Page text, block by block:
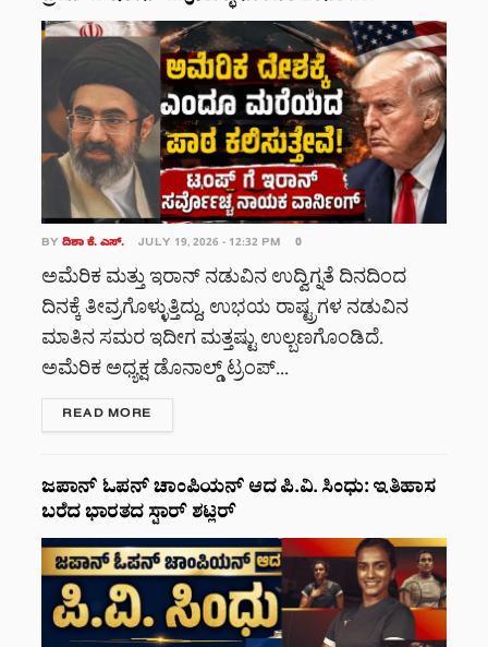
BY ದಿಶಾ ಕೆ. ಎಸ್. JULY 19, 2026 - 12:32 PM 0
ಅಮೆರಿಕ ಮತ್ತು ಇರಾನ್ ನಡುವಿನ ಉದ್ವಿಗ್ನತೆ ದಿನದಿಂದ
ದಿನಕ್ಕೆ ತೀವ್ರಗೊಳ್ಳುತ್ತಿದ್ದು, ಉಭಯ ರಾಷ್ಟ್ರಗಳ ನಡುವಿನ
ಮಾತಿನ ಸಮರ ಇದೀಗ ಮತ್ತಷ್ಟು ಉಲ್ಬಣಗೊಂಡಿದೆ.
ಅಮೆರಿಕ ಅಧ್ಯಕ್ಷ ಡೊನಾಲ್ಡ್ ಟ್ರಂಪ್...
READ MORE
ಜಪಾನ್ ಓಪನ್ ಚಾಂಪಿಯನ್‌ ಆದ ಪಿ.ವಿ. ಸಿಂಧು: ಇತಿಹಾಸ
ಬರೆದ ಭಾರತದ ಸ್ಟಾರ್ ಶಟ್ಲರ್